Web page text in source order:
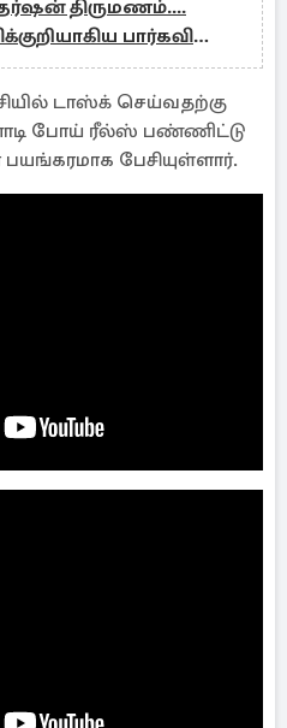
திருமணம்....
பார்கவி
டாஸ்க் செய்வதற்கு
போய் ரீல்ஸ் பண்ணிட்டு
பேசியுள்ளார்.